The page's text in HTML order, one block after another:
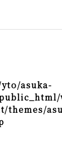
asuka-
themes/